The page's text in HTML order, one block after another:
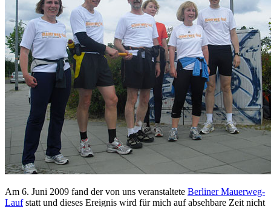
Am 6. Juni 2009 fand der von uns veranstaltete Berliner Mauerweg-
Laufstatt und dieses Ereignis wird für mich auf absehbare Zeit nicht